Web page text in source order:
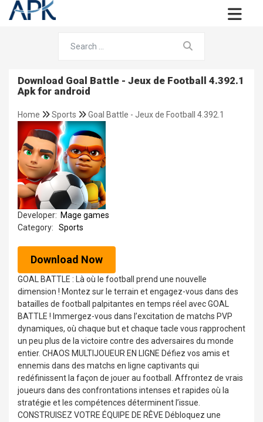
Download Goal Battle - Jeux de Football 4.392.1
Apk for android
Home Sports Goal Battle - Jeux de Football 4.392.1
Developer: Mage games
Category:
Sports
Download Now
GOAL BATTLE : Là où le football prend une nouvelle
dimension ! Montez sur le terrain et engagez-vous dans des
batailles de football palpitantes en temps réel avec GOAL
BATTLE ! Immergez-vous dans l’excitation de matchs PVP
dynamiques, où chaque but et chaque tacle vous rapprochent
un peu plus de la victoire contre des adversaires du monde
entier. CHAOS MULTIJOUEUR EN LIGNE Défiez vos amis et
ennemis dans des matchs en ligne captivants qui
redéfinissent la façon de jouer au football. Affrontez de vrais
joueurs dans des confrontations intenses et rapides où la
stratégie et les compétences déterminent l’issue.
CONSTRUISEZ VOTRE ÉQUIPE DE RÊVE Débloquez une